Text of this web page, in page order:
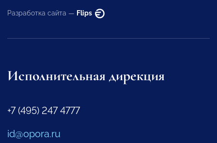
Разработка сайта — Flips
Исполнительная дирекция
+7 (495) 247 4777
id@opora.ru